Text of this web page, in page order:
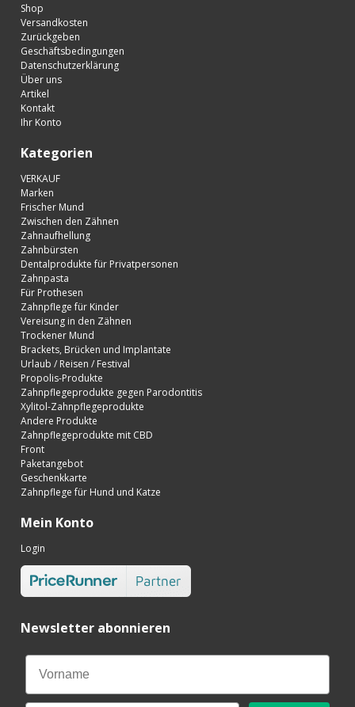
Shop
Versandkosten
Zurückgeben
Geschäftsbedingungen
Datenschutzerklärung
Über uns
Artikel
Kontakt
Ihr Konto
Kategorien
VERKAUF
Marken
Frischer Mund
Zwischen den Zähnen
Zahnaufhellung
Zahnbürsten
Dentalprodukte für Privatpersonen
Zahnpasta
Für Prothesen
Zahnpflege für Kinder
Vereisung in den Zähnen
Trockener Mund
Brackets, Brücken und Implantate
Urlaub / Reisen / Festival
Propolis-Produkte
Zahnpflegeprodukte gegen Parodontitis
Xylitol-Zahnpflegeprodukte
Andere Produkte
Zahnpflegeprodukte mit CBD
Front
Paketangebot
Geschenkkarte
Zahnpflege für Hund und Katze
Mein Konto
Login
Newsletter abonnieren